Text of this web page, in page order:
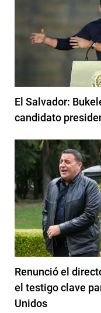
El Salvador:
candidato
Renunció el
el testigo clave
Unidos